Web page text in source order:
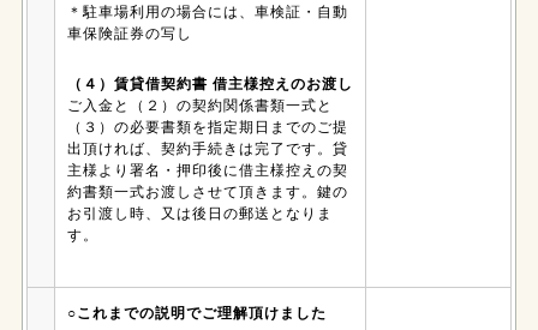
＊駐車場利用の場合には、車検証・自動
車保険証券の写し
（４）賃貸借契約書 借主様控えのお渡し
ご入金と（２）の契約関係書類一式と
（３）の必要書類を指定期日までのご提
出頂ければ、契約手続きは完了です。貸
主様より署名・押印後に借主様控えの契
約書類一式お渡しさせて頂きます。鍵の
お引渡し時、又は後日の郵送となりま
す。
○これまでの説明でご理解頂けました